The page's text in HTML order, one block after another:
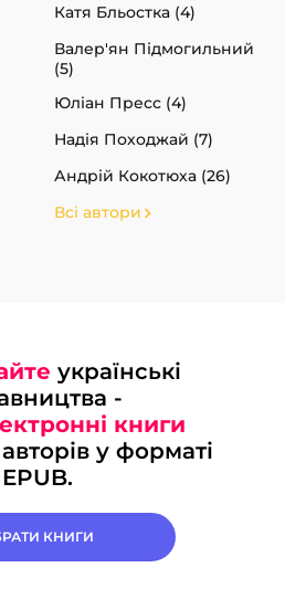
Катя Бльостка (4)
Валер'ян Підмогильний
(5)
Юліан Пресс (4)
Надія Походжай (7)
Андрій Кокотюха (26)
Всі автори
українські
-
книги
у форматі
EPUB.
КНИГИ